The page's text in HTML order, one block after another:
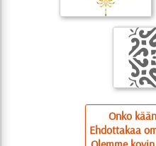
Onko
Ehdottakaa